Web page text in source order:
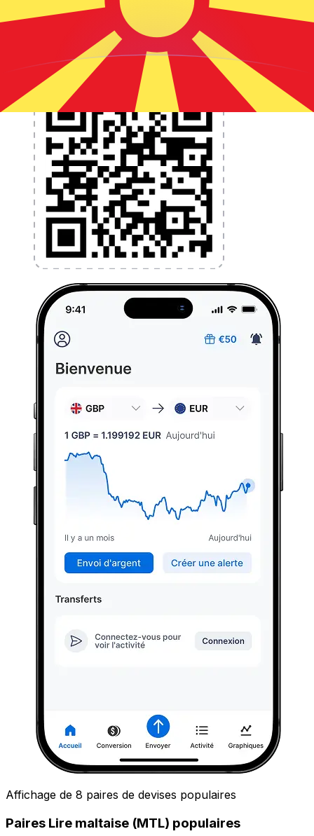
l'argent à l'étranger sans frais cachés. Téléchargez
l'application dès aujourd'hui !
Affichage de 8 paires de devises populaires
Paires Lire maltaise (MTL) populaires